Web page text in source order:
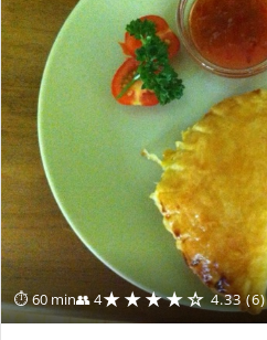
⏱ 60 min👥 4★★★★☆ 4.33 (6)